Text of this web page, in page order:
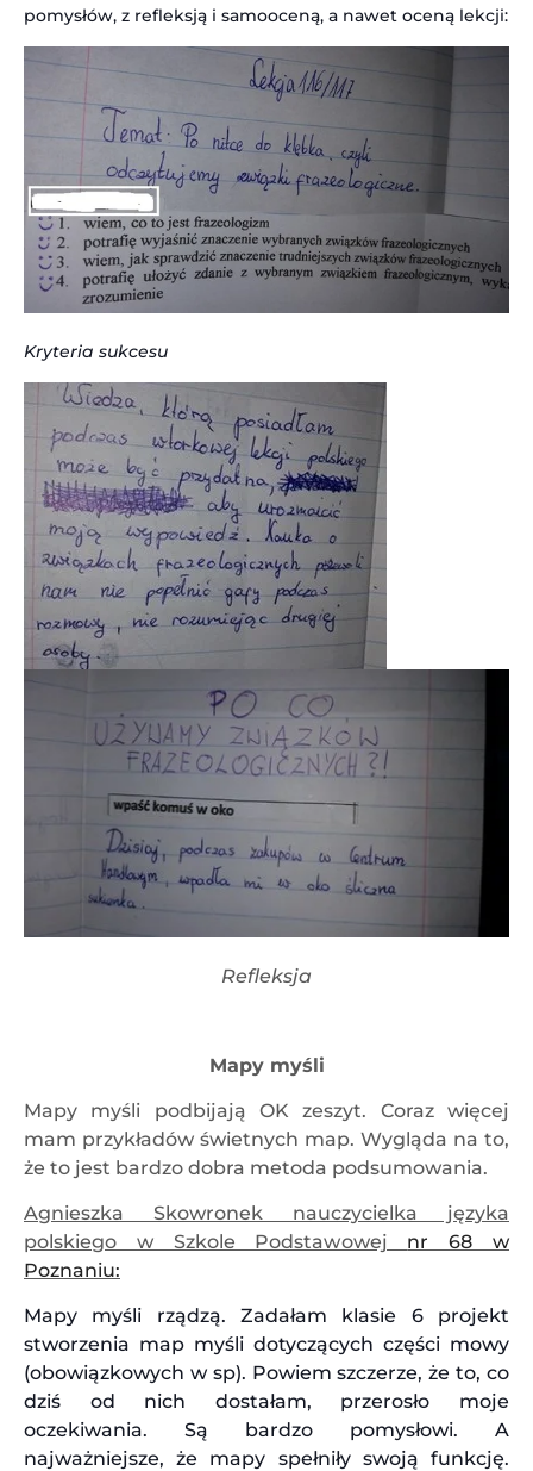
pomysłów, z refleksją i samooceną, a nawet oceną lekcji:
Kryteria sukcesu
Refleksja
Mapy myśli
Mapy myśli podbijają OK zeszyt. Coraz więcej
mam przykładów świetnych map. Wygląda na to,
że to jest bardzo dobra metoda podsumowania.
Agnieszka Skowronek nauczycielka języka
polskiego w Szkole Podstawowej nr 68 w
Poznaniu:
Mapy myśli rządzą. Zadałam klasie 6 projekt
stworzenia map myśli dotyczących części mowy
(obowiązkowych w sp). Powiem szczerze, że to, co
dziś od nich dostałam, przerosło moje
oczekiwania. Są bardzo pomysłowi. A
najważniejsze, że mapy spełniły swoją funkcję.